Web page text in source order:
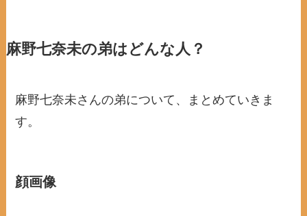
麻野七奈未の弟はどんな人？
麻野七奈未さんの弟について、まとめていきま
す。
顔画像